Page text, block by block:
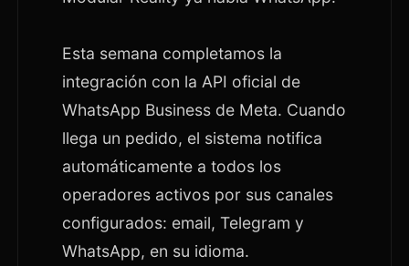
Esta semana completamos la
integración con la API oficial de
WhatsApp Business de Meta. Cuando
llega un pedido, el sistema notifica
automáticamente a todos los
operadores activos por sus canales
configurados: email, Telegram y
WhatsApp, en su idioma.